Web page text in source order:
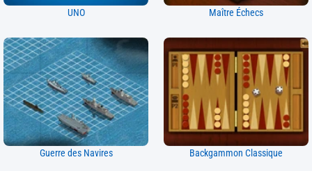
UNO Maître Échecs
Guerre des Navires Backgammon Classique